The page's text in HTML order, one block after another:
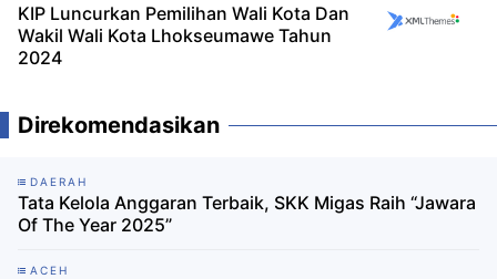
KIP Luncurkan Pemilihan Wali Kota Dan
Wakil Wali Kota Lhokseumawe Tahun
2024
Direkomendasikan
DAERAH
Tata Kelola Anggaran Terbaik, SKK Migas Raih “Jawara
Of The Year 2025”
ACEH